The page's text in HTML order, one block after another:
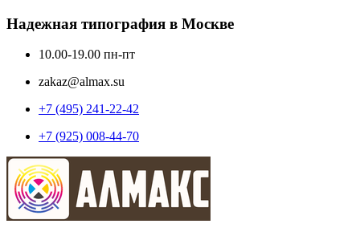
Надежная типография в Москве
10.00-19.00 пн-пт
zakaz@almax.su
+7 (495) 241-22-42
+7 (925) 008-44-70